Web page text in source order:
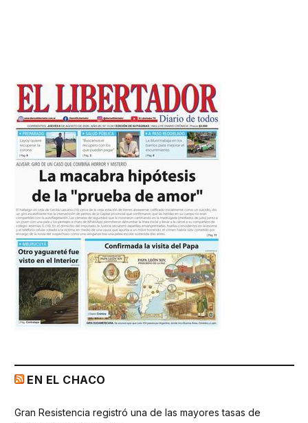
EN EL CHACO
Gran Resistencia registró una de las mayores tasas de